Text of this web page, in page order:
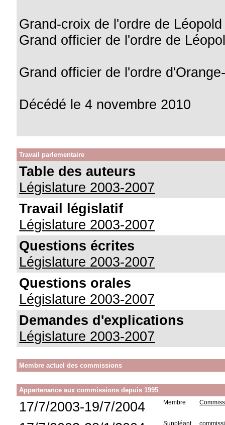
Grand-croix de l'ordre de
Grand officier de l'ordre de
Grand officier de l'ordre
Décédé le 4 novembre 2010
Travail parlementaire
Table des auteurs
Législature 2003-2007
Travail législatif
Législature 2003-2007
Questions écrites
Législature 2003-2007
Questions orales
Législature 2003-2007
Demandes d'explications
Législature 2003-2007
Membre actuel des commissions
Appartenance aux commissions depuis 1995
17/7/2003-19/7/2004 Membre
Suppléant